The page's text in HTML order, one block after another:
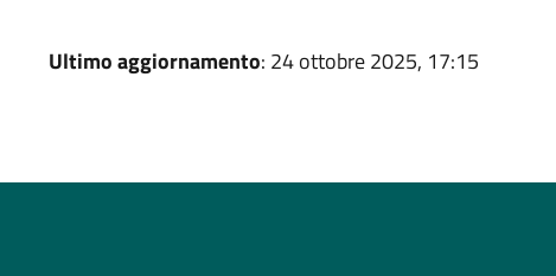
Ultimo aggiornamento: 24 ottobre 2025, 17:15